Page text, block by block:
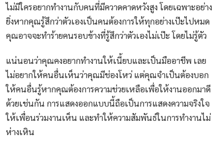
ไม่มีใครอยากทำงานกับคนที่มีควาดคาดหวังสูง โดยเฉพาะอย่าง
ยิ่งหากคุณรู้สึกว่าตัวเองเป็นคนต้องการให้ทุกอย่างเป๊ะไปหมด
คุณอาจจะทำร้ายคนรอบข้างที่รู้สึกว่าตัวเองไม่เป๊ะ โดยไม่รู้ตัว
แน่นอนว่าคุณคงอยากทำงานให้เนี้ยบและเป็นมืออาชีพ เลย
ไม่อยากให้คนอื่นเห็นว่าคุณมีช่องโหว่ แต่คุณจำเป็นต้องบอก
ให้คนอื่นรู้หากคุณต้องการความช่วยเหลือเพื่อให้งานออกมาดี
ด้วยเช่นกัน การแสดงออกแบบนี้ถือเป็นการแสดงความจริงใจ
ให้เพื่อนร่วมงานเห็น และทำให้ความสัมพันธ์ในการทำงานไม่
ห่างเหิน